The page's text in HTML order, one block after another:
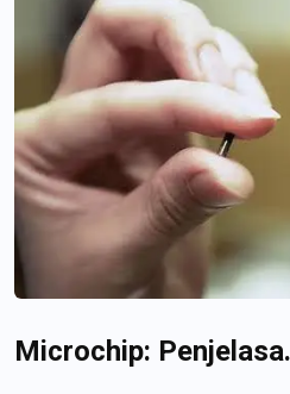
Microchip: